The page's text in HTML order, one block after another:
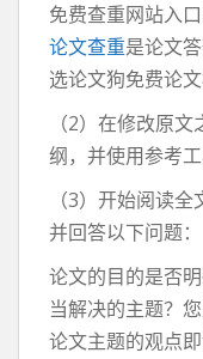
免费查重网站入
论文查重是论文
选论文狗免费论
（2）在修改原
纲，并使用参考
（3）开始阅读
并回答以下问题：
论文的目的是否
当解决的主题？
论文主题的观点